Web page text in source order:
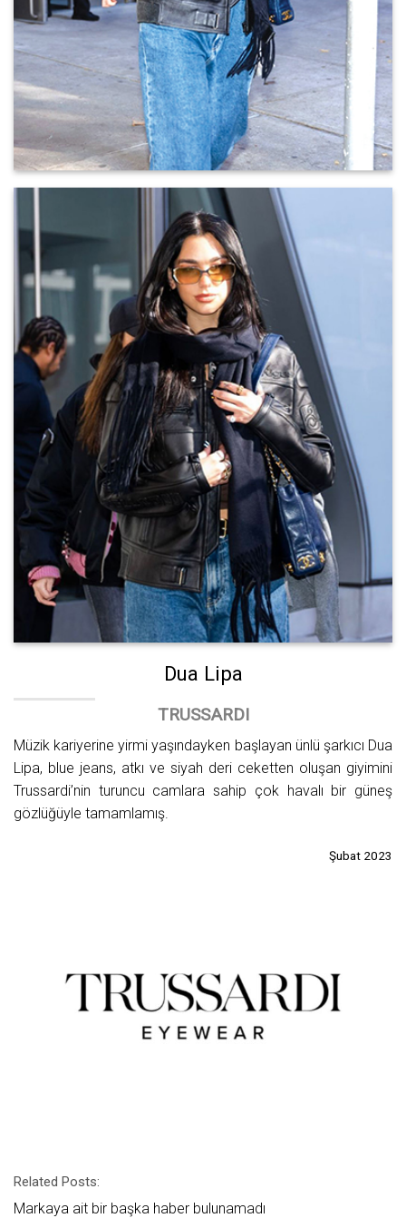
Dua Lipa
TRUSSARDI
Müzik kariyerine yirmi yaşındayken başlayan ünlü şarkıcı Dua
Lipa, blue jeans, atkı ve siyah deri ceketten oluşan giyimini
Trussardi’nin turuncu camlara sahip çok havalı bir güneş
gözlüğüyle tamamlamış.
Şubat 2023
Related Posts:
Markaya ait bir başka haber bulunamadı